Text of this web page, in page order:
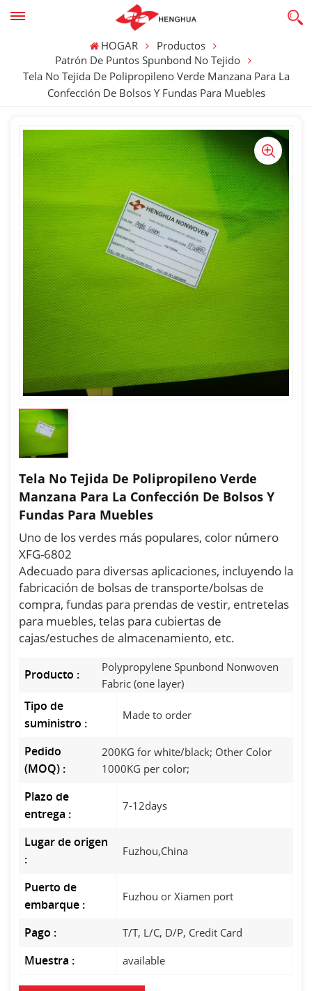
HOGAR
Productos
Patrón De Puntos Spunbond No Tejido
Tela No Tejida De Polipropileno Verde Manzana Para La
Confección De Bolsos Y Fundas Para Muebles
Tela No Tejida De Polipropileno Verde
Manzana Para La Confección De Bolsos Y
Fundas Para Muebles
Uno de los verdes más populares, color número
XFG-6802
Adecuado para diversas aplicaciones, incluyendo la
fabricación de bolsas de transporte/bolsas de
compra, fundas para prendas de vestir, entretelas
para muebles, telas para cubiertas de
cajas/estuches de almacenamiento, etc.
Producto :
Polypropylene Spunbond Nonwoven
Fabric (one layer)
Tipo de
suministro :
Made to order
Pedido
(MOQ) :
200KG for white/black; Other Color
1000KG per color;
Plazo de
entrega :
7-12days
Lugar de origen
:
Fuzhou,China
Puerto de
embarque :
Fuzhou or Xiamen port
Pago : T/T, L/C, D/P, Credit Card
Muestra : available